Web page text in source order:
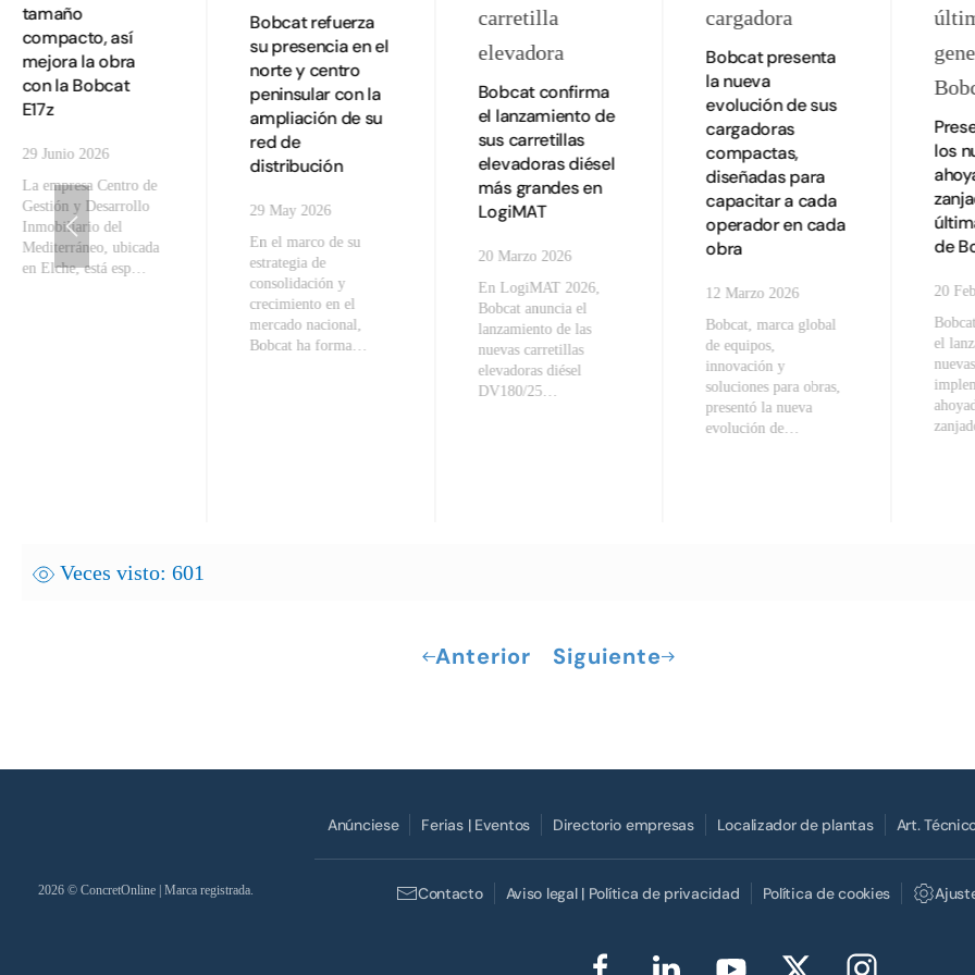
tamaño
compacto, así
mejora la obra
con la Bobcat
E17z
29 Junio 2026
La empresa Centro de
Gestión y Desarrollo
Inmobiliario del
Mediterráneo, ubicada
en Elche, está esp…
Bobcat refuerza
su presencia en el
norte y centro
peninsular con la
ampliación de su
red de
distribución
29 May 2026
En el marco de su
estrategia de
consolidación y
crecimiento en el
mercado nacional,
Bobcat ha forma…
Bobcat confirma
el lanzamiento de
sus carretillas
elevadoras diésel
más grandes en
LogiMAT
20 Marzo 2026
En LogiMAT 2026,
Bobcat anuncia el
lanzamiento de las
nuevas carretillas
elevadoras diésel
DV180/25…
Bobcat presenta
la nueva
evolución de sus
cargadoras
compactas,
diseñadas para
capacitar a cada
operador en cada
obra
12 Marzo 2026
Bobcat, marca global
de equipos,
innovación y
soluciones para obras,
presentó la nueva
evolución de…
los
de
20
el
Veces visto: 601
Anterior Siguiente
2026 © ConcretOnline | Marca registrada.
Anúnciese Ferias | Eventos Directorio empresas Localizador de plantas Art.
Contacto Aviso legal | Política de privacidad Política de cookies